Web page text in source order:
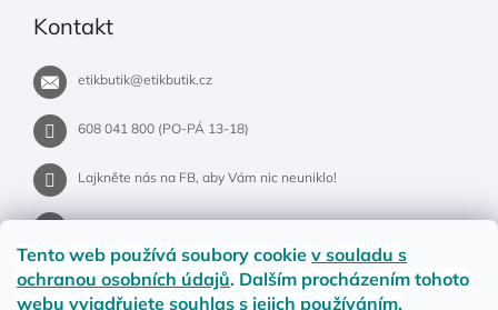
Tento web používá soubory cookie v souladu s
ochranou osobních údajů. Dalším procházením tohoto
webu vyjadřujete souhlas s jejich používáním.
Kontakt
etikbutik@etikbutik.cz
608 041 800 (PO-PÁ 13-18)
Lajkněte nás na FB, aby Vám nic neuniklo!